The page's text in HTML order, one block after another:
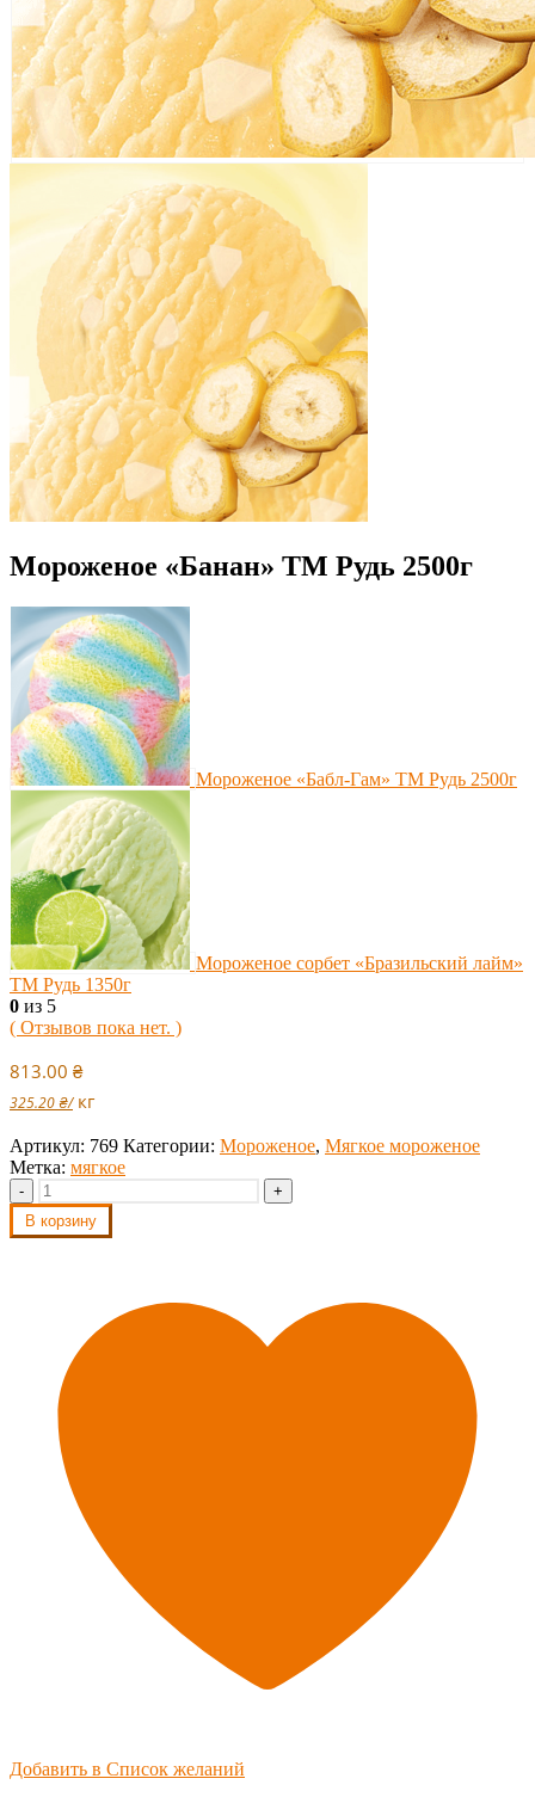
Мороженое «Банан» ТМ Рудь 2500г
Мороженое «Бабл-Гам» ТМ Рудь 2500г
Мороженое сорбет «Бразильский лайм»
ТМ Рудь 1350г
0 из 5
( Отзывов пока нет. )
813.00 ₴
325.20₴/ кг
Артикул: 769 Категории: Мороженое, Мягкое мороженое
Метка: мягкое
-
+
В корзину
Добавить в Список желаний